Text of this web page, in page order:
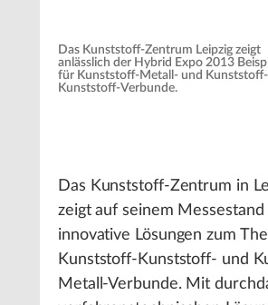
Das Kunststoff-Zentrum Leipzig zeigt
anlässlich der Hybrid Expo 2013
für Kunststoff-Metall- und Kunststoff-
Kunststoff-Verbunde.
Das Kunststoff-Zentrum in
zeigt auf seinem
innovative Lösungen zum
Kunststoff-Kunststoff- und
Metall-Verbunde. Mit